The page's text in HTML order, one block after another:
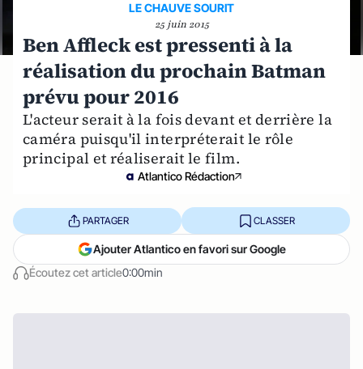
LE CHAUVE SOURIT
25 juin 2015
Ben Affleck est pressenti à la
réalisation du prochain Batman
prévu pour 2016
L'acteur serait à la fois devant et derrière la
caméra puisqu'il interpréterait le rôle
principal et réaliserait le film.
Atlantico Rédaction
Écoutez cet article0:00min
PARTAGER CLASSER
Ajouter Atlantico en favori sur Google